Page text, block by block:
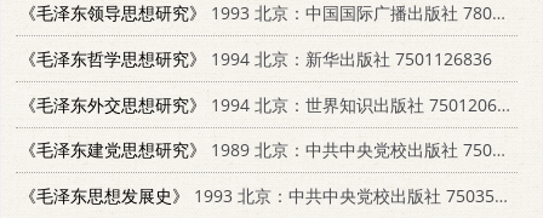
《毛泽东领导思想研究》
1993 北京：中国国际广播出版社 7800350856
《毛泽东哲学思想研究》
1994 北京：新华出版社 7501126836
《毛泽东外交思想研究》
1994 北京：世界知识出版社 7501206953
《毛泽东建党思想研究》
1989 北京：中共中央党校出版社 7503501022
《毛泽东思想发展史》
1993 北京：中共中央党校出版社 7503507934